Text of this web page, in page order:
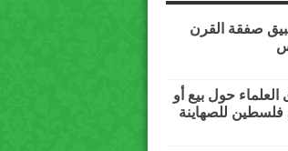
صفقة القرن
حول بيع أو
فلسطين للصهاينة